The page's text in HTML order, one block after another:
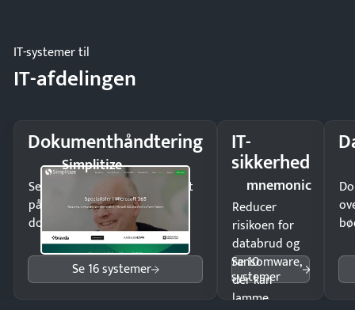
IT-systemer til
IT-afdelingen
Dokumenthåndtering
Simplitize
Send kontrakter til underskrift
på minutter og mist ingen
dokumenter.
Se 16 systemer
IT-
sikkerhed
mnemonic
Reducer
risikoen for
databrud og
ransomware,
der kan
lamme
Se 10
systemer